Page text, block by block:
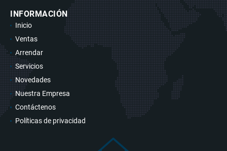
INFORMACIÓN
Inicio
Ventas
Arrendar
Servicios
Novedades
Nuestra Empresa
Contáctenos
Políticas de privacidad